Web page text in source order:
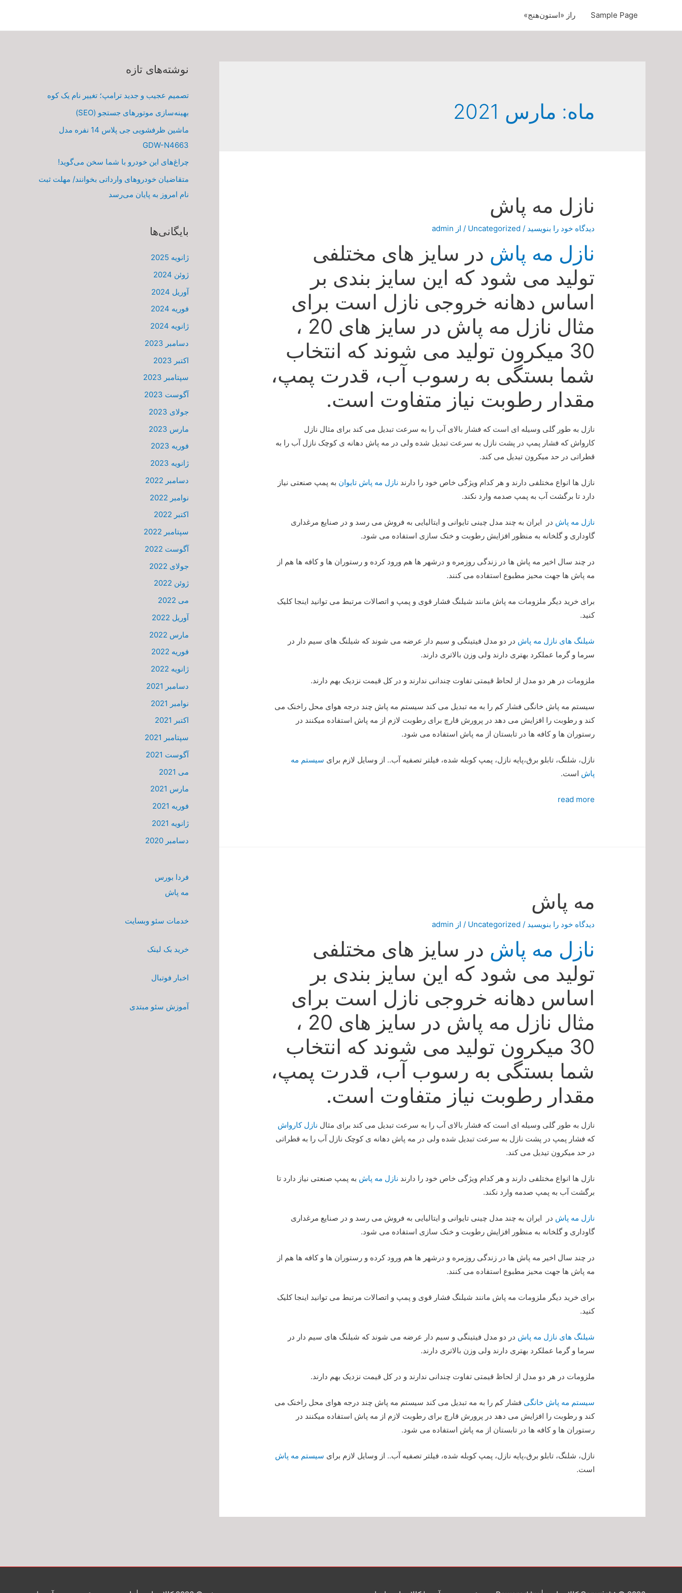
Sample Page راز «استون‌هنج»
ماه: مارس 2021
نازل مه پاش
دیدگاه‌ خود را بنویسید /
Uncategorized / از admin
نازل مه پاش در سایز های مختلفی
تولید می شود که این سایز بندی بر
اساس دهانه خروجی نازل است برای
مثال نازل مه پاش در سایز های 20 ،
30 میکرون تولید می شوند که انتخاب
شما بستگی به رسوب آب، قدرت پمپ،
مقدار رطوبت نیاز متفاوت است.
نازل به طور گلی وسیله ای است که فشار بالای آب را به سرعت تبدیل می کند برای مثال نازل
کارواش که فشار پمپ در پشت نازل به سرعت تبدیل شده ولی در مه پاش دهانه ی کوچک نازل آب را به
قطراتی در حد میکرون تیدیل می کند.
نازل ها انواع مختلفی دارند و هر کدام ویژگی خاص خود را دارند نازل مه پاش تایوان به پمپ صنعتی نیاز
دارد تا برگشت آب به پمپ صدمه وارد نکند.
نازل مه پاش در ایران به چند مدل چینی تایوانی و ایتالیایی به فروش می رسد و در صنایع مرغداری
گاوداری و گلخانه به منظور افزایش رطوبت و خنک سازی استفاده می شود.
در چند سال اخیر مه پاش ها در زندگی روزمره و درشهر ها هم ورود کرده و رستوران ها و کافه ها هم از
مه پاش ها جهت محیز مطبوع استفاده می کنند.
برای خرید دیگر ملزومات مه پاش مانند شیلنگ فشار قوی و پمپ و اتصالات مرتبط می توانید اینجا کلیک
کنید.
شیلنگ های نازل مه پاش در دو مدل فیتینگی و سیم دار عرضه می شوند که شیلنگ های سیم دار در
سرما و گرما عملکرد بهتری دارند ولی وزن بالاتری دارند.
ملزومات در هر دو مدل از لحاظ قیمتی تفاوت چندانی ندارند و در کل قیمت نزدیک بهم دارند.
سیستم مه پاش خانگی فشار کم را به مه تبدیل می کند سیستم مه پاش چند درجه هوای محل راخنک می
کند و رطوبت را افزایش می دهد در پرورش قارچ برای رطوبت لازم از مه پاش استفاده میکنند در
رستوران ها و کافه ها در تابستان از مه پاش استفاده می شود.
نازل، شلنگ، تابلو برق،پایه نازل، پمپ کوبله شده، فیلتر تصفیه آب.. از وسایل لازم برای سیستم مه
پاش است.
read more
مه پاش
دیدگاه‌ خود را بنویسید /
Uncategorized / از admin
نازل مه پاش در سایز های مختلفی
تولید می شود که این سایز بندی بر
اساس دهانه خروجی نازل است برای
مثال نازل مه پاش در سایز های 20 ،
30 میکرون تولید می شوند که انتخاب
شما بستگی به رسوب آب، قدرت پمپ،
مقدار رطوبت نیاز متفاوت است.
نازل به طور گلی وسیله ای است که فشار بالای آب را به سرعت تبدیل می کند برای مثال نازل کارواش
که فشار پمپ در پشت نازل به سرعت تبدیل شده ولی در مه پاش دهانه ی کوچک نازل آب را به قطراتی
در حد میکرون تیدیل می کند.
نازل ها انواع مختلفی دارند و هر کدام ویژگی خاص خود را دارند نازل مه پاش به پمپ صنعتی نیاز دارد تا
برگشت آب به پمپ صدمه وارد نکند.
نازل مه پاش در ایران به چند مدل چینی تایوانی و ایتالیایی به فروش می رسد و در صنایع مرغداری
گاوداری و گلخانه به منظور افزایش رطوبت و خنک سازی استفاده می شود.
در چند سال اخیر مه پاش ها در زندگی روزمره و درشهر ها هم ورود کرده و رستوران ها و کافه ها هم از
مه پاش ها جهت محیز مطبوع استفاده می کنند.
برای خرید دیگر ملزومات مه پاش مانند شیلنگ فشار قوی و پمپ و اتصالات مرتبط می توانید اینجا کلیک
کنید.
شیلنگ های نازل مه پاش در دو مدل فیتینگی و سیم دار عرضه می شوند که شیلنگ های سیم دار در
سرما و گرما عملکرد بهتری دارند ولی وزن بالاتری دارند.
ملزومات در هر دو مدل از لحاظ قیمتی تفاوت چندانی ندارند و در کل قیمت نزدیک بهم دارند.
سیستم مه پاش خانگی فشار کم را به مه تبدیل می کند سیستم مه پاش چند درجه هوای محل راخنک می
کند و رطوبت را افزایش می دهد در پرورش قارچ برای رطوبت لازم از مه پاش استفاده میکنند در
رستوران ها و کافه ها در تابستان از مه پاش استفاده می شود.
نازل، شلنگ، تابلو برق،پایه نازل، پمپ کوبله شده، فیلتر تصفیه آب.. از وسایل لازم برای سیستم مه پاش
است.
نوشته‌های تازه
تصمیم عجیب و جدید ترامپ؛ تغییر نام یک کوه
بهینه‌سازی موتورهای جستجو (SEO)
ماشین ظرفشویی جی پلاس 14 نفره مدل
GDW-N4663
چراغ‌های این خودرو با شما سخن می‌گوید!
متقاضیان خودروهای وارداتی بخوانند/ مهلت ثبت
نام امروز به پایان می‌رسد
بایگانی‌ها
ژانویه 2025
ژوئن 2024
آوریل 2024
فوریه 2024
ژانویه 2024
دسامبر 2023
اکتبر 2023
سپتامبر 2023
آگوست 2023
جولای 2023
مارس 2023
فوریه 2023
ژانویه 2023
دسامبر 2022
نوامبر 2022
اکتبر 2022
سپتامبر 2022
آگوست 2022
جولای 2022
ژوئن 2022
می 2022
آوریل 2022
مارس 2022
فوریه 2022
ژانویه 2022
دسامبر 2021
نوامبر 2021
اکتبر 2021
سپتامبر 2021
آگوست 2021
می 2021
مارس 2021
فوریه 2021
ژانویه 2021
دسامبر 2020
فردا بورس
مه پاش
خدمات سئو وبسایت
خرید بک لینک
اخبار فوتبال
آموزش سئو مبتدی